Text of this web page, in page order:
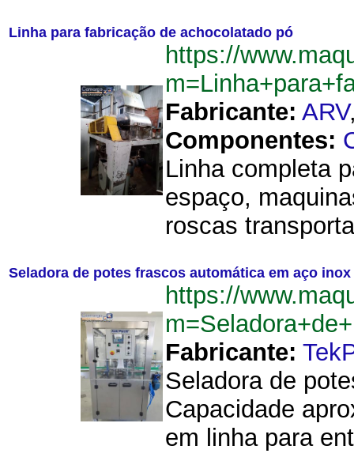
Linha para fabricação de achocolatado pó
https://
Fabricante: ARV
Componentes:
Linha completa
espaço,
roscas
Seladora de potes frascos automática em aço
https://
Fabricante:
Seladora de
Capacidade
em linha para